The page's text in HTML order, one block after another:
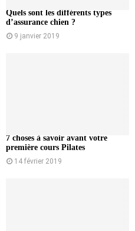
Quels sont les différents types
d’assurance chien ?
9 janvier 2019
7 choses à savoir avant votre
première cours Pilates
14 février 2019